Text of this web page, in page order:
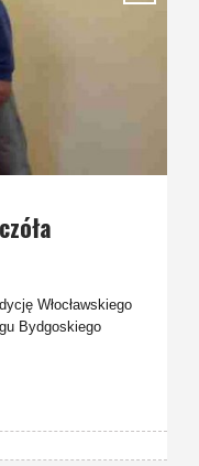
Włocławskiego
Bydgoskiego